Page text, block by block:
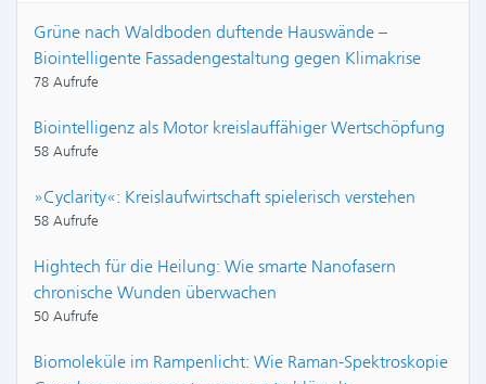
Grüne nach Waldboden duftende Hauswände –
Biointelligente Fassadengestaltung gegen Klimakrise
78 Aufrufe
Biointelligenz als Motor kreislauffähiger Wertschöpfung
58 Aufrufe
»Cyclarity«: Kreislaufwirtschaft spielerisch verstehen
58 Aufrufe
Hightech für die Heilung: Wie smarte Nanofasern
chronische Wunden überwachen
50 Aufrufe
Biomoleküle im Rampenlicht: Wie Raman-Spektroskopie